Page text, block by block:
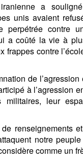
a
unis avaient
perpétrée
a coûté la vie à
frappes contre
de
à l’agression
militaires, leur
renseignements
notre
comme un